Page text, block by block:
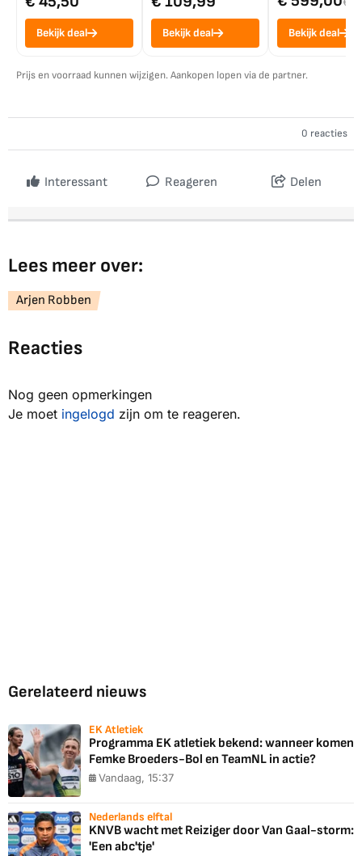
Bekijk deal Bekijk deal Bekijk deal
Prijs en voorraad kunnen wijzigen. Aankopen lopen via de partner.
0 reacties
Interessant Reageren Delen
Lees meer over:
Arjen Robben
Reacties
Nog geen opmerkingen
Je moet ingelogd zijn om te reageren.
Gerelateerd nieuws
EK Atletiek
Programma EK atletiek bekend: wanneer komen
Femke Broeders-Bol en TeamNL in actie?
Vandaag, 15:37
Nederlands elftal
KNVB wacht met Reiziger door Van Gaal-storm:
'Een abc'tje'